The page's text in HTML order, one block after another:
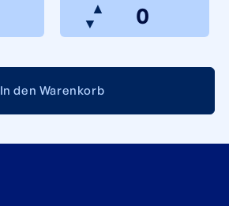
▲
▼
In den Warenkorb